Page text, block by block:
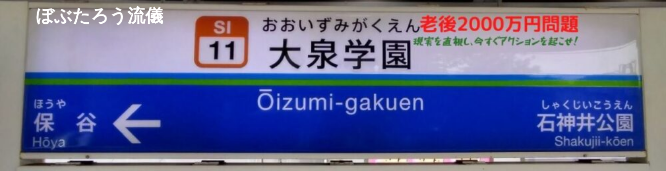
ぼぶたろう流儀